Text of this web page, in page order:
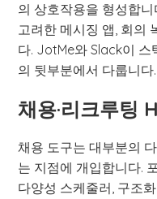
의 상호작용을 형성합니
고려한 메시징 앱, 회의
다. JotMe와 Slack이 스
의 뒷부분에서 다룹니다.
채용·리크루팅
채용 도구는 대부분의
는 지점에 개입합니다.
다양성 스케줄러, 구조